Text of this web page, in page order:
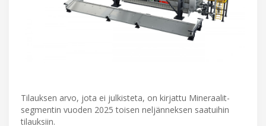
Tilauksen arvo, jota ei julkisteta, on kirjattu Mineraalit-
segmentin vuoden 2025 toisen neljänneksen saatuihin
tilauksiin.